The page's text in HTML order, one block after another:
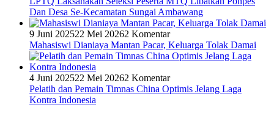
Dan Desa Se-Kecamatan Sungai Ambawang
9 Juni 202522 Mei 20262 Komentar
Mahasiswi Dianiaya Mantan Pacar, Keluarga Tolak Damai
4 Juni 202522 Mei 20262 Komentar
Pelatih dan Pemain Timnas China Optimis Jelang Laga
Kontra Indonesia